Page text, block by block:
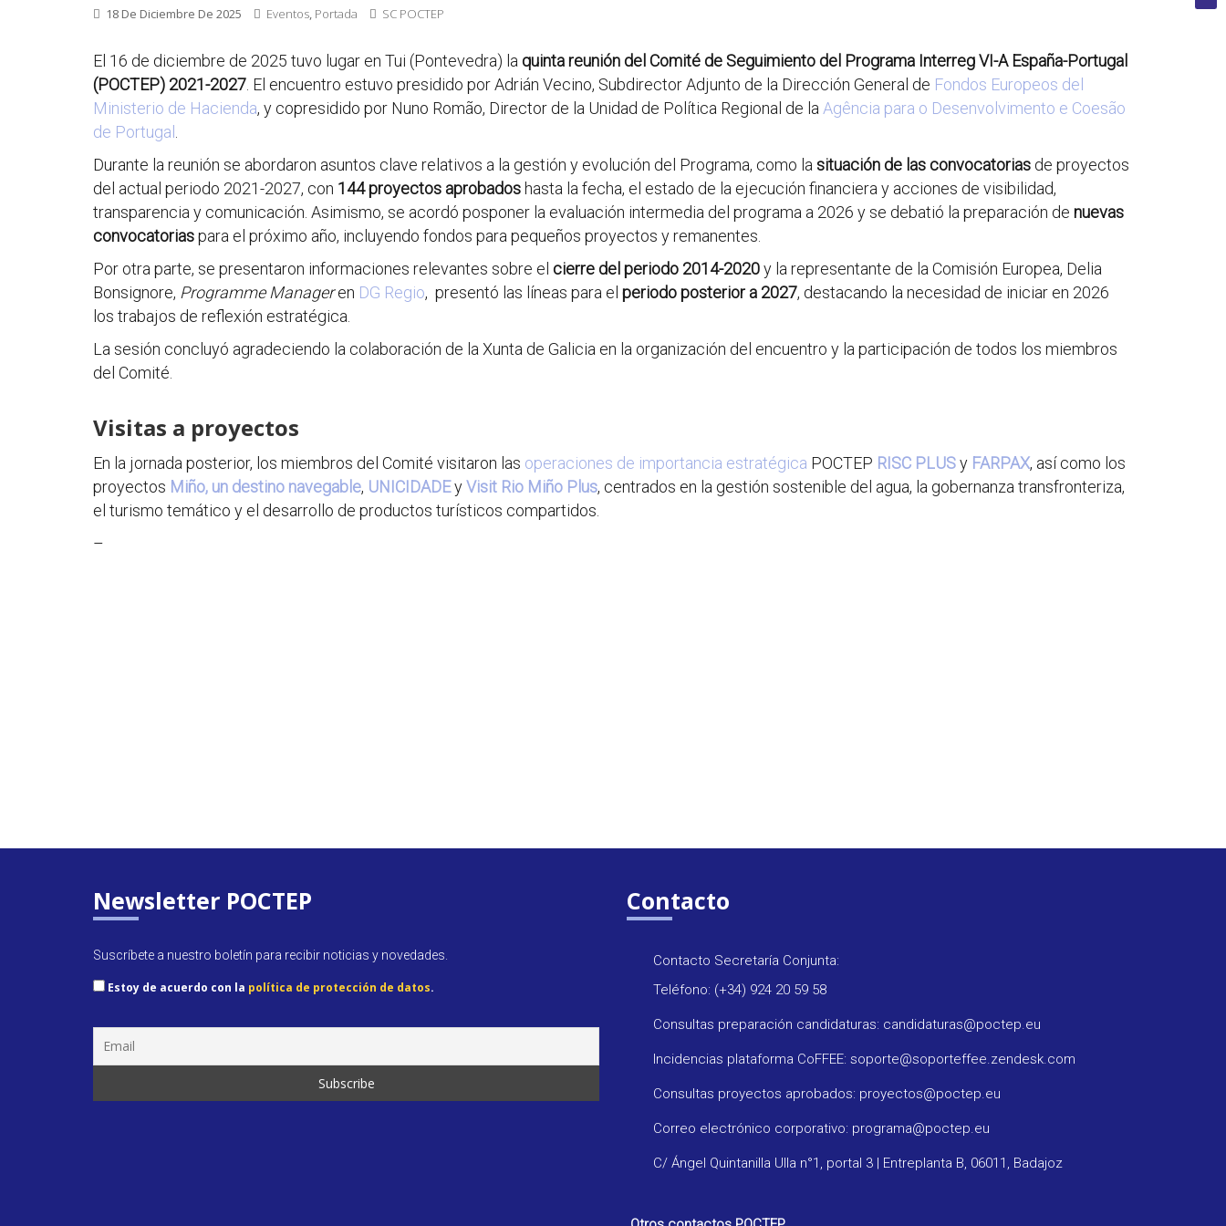
18 De Diciembre De 2025 Eventos, Portada SC POCTEP
El 16 de diciembre de 2025 tuvo lugar en Tui (Pontevedra) la quinta reunión del Comité de Seguimiento del Programa Interreg VI-A España-Portugal
(POCTEP) 2021-2027 . El encuentro estuvo presidido por Adrián Vecino, Subdirector Adjunto de la Dirección General de Fondos Europeos del
Ministerio de Hacienda, y copresidido por Nuno Romão, Director de la Unidad de Política Regional de la Agência para o Desenvolvimento e Coesão
de Portugal
Durante la reunión se abordaron asuntos clave relativos a la gestión y evolución del Programa, como la situación de las convocatorias de proyectos
del actual periodo 2021-2027, con 144 proyectos aprobados hasta la fecha, el estado de la ejecución financiera y acciones de visibilidad,
transparencia y comunicación. Asimismo, se acordó posponer la evaluación intermedia del programa a 2026 y se debatió la preparación de nuevas
convocatoriaspara el próximo año, incluyendo fondos para pequeños proyectos y remanentes.
Por otra parte, se presentaron informaciones relevantes sobre el cierre del periodo 2014-2020y la representante de la Comisión Europea, Delia
Bonsignore, Programme Manageren DG Regio, presentó las líneas para el periodo posterior a 2027, destacando la necesidad de iniciar en 2026
los trabajos de reflexión estratégica.
La sesión concluyó agradeciendo la colaboración de la Xunta de Galicia en la organización del encuentro y la participación de todos los miembros
del Comité.
Visitas a proyectos
En la jornada posterior, los miembros del Comité visitaron las operaciones de importancia estratégica POCTEP RISC PLUSy FARPAX, así como los
proyectos Miño, un destino navegable, UNICIDADEyVisit Rio Miño Plus, centrados en la gestión sostenible del agua, la gobernanza transfronteriza,
el turismo temático y el desarrollo de productos turísticos compartidos.
–
Newsletter POCTEP
Suscríbete a nuestro boletín para recibir noticias y novedades.
Estoy de acuerdo con la política de protección de datos.
Contacto
Contacto Secretaría Conjunta:
Teléfono: (+34) 924 20 59 58
Consultas preparación candidaturas: candidaturas@poctep.eu
Incidencias plataforma CoFFEE: soporte@soporteffee.zendesk.com
Consultas proyectos aprobados: proyectos@poctep.eu
Correo electrónico corporativo: programa@poctep.eu
C/ Ángel Quintanilla Ulla n°1, portal 3 | Entreplanta B, 06011, Badajoz